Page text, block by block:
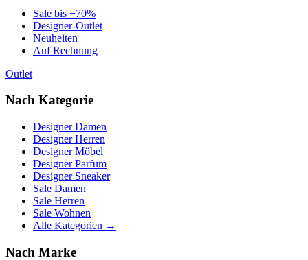
Sale bis −70%
Designer-Outlet
Neuheiten
Auf Rechnung
Outlet
Nach Kategorie
Designer Damen
Designer Herren
Designer Möbel
Designer Parfum
Designer Sneaker
Sale Damen
Sale Herren
Sale Wohnen
Alle Kategorien →
Nach Marke